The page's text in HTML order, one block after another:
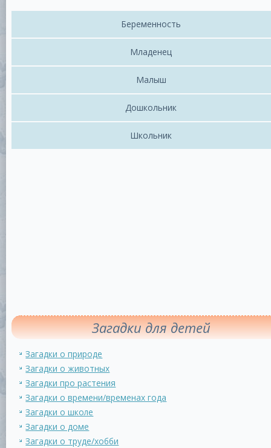
Беременность
Младенец
Малыш
Дошкольник
Школьник
Загадки для детей
Загадки о природе
Загадки о животных
Загадки про растения
Загадки о времени/временах года
Загадки о школе
Загадки о доме
Загадки о труде/хобби